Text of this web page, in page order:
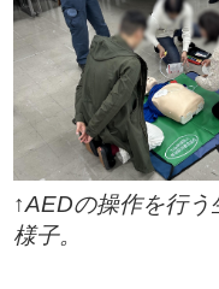
↑AEDの操作を行う
様子。